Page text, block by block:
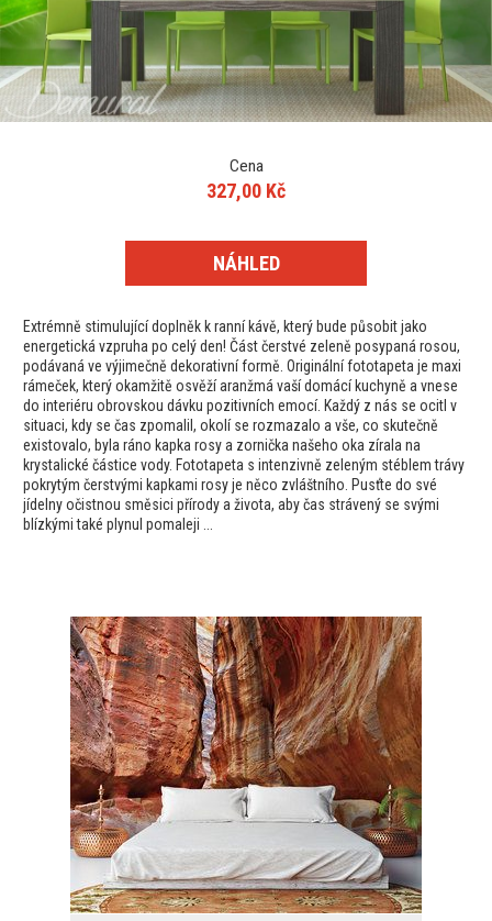
Cena
327,00 Kč
NÁHLED
Extrémně stimulující doplněk k ranní kávě, který bude působit jako
energetická vzpruha po celý den! Část čerstvé zeleně posypaná rosou,
podávaná ve výjimečně dekorativní formě. Originální fototapeta je maxi
rámeček, který okamžitě osvěží aranžmá vaší domácí kuchyně a vnese
do interiéru obrovskou dávku pozitivních emocí. Každý z nás se ocitl v
situaci, kdy se čas zpomalil, okolí se rozmazalo a vše, co skutečně
existovalo, byla ráno kapka rosy a zornička našeho oka zírala na
krystalické částice vody. Fototapeta s intenzivně zeleným stéblem trávy
pokrytým čerstvými kapkami rosy je něco zvláštního. Pusťte do své
jídelny očistnou směsici přírody a života, aby čas strávený se svými
blízkými také plynul pomaleji ...